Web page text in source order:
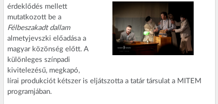
érdeklődés mellett
mutatkozott be a
Félbeszakadt dallam
almetyjevszki előadása a
magyar közönség előtt. A
különleges színpadi
kivitelezésű, megkapó,
lírai produkciót kétszer is eljátszotta a tatár társulat a MITEM
programjában.